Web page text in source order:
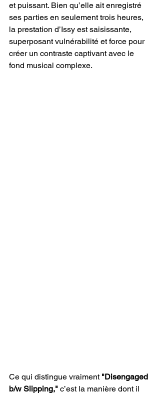
et puissant. Bien qu’elle ait enregistré
ses parties en seulement trois heures,
la prestation d’Issy est saisissante,
superposant vulnérabilité et force pour
créer un contraste captivant avec le
fond musical complexe.
Ce qui distingue vraiment "Disengaged
b/w Slipping," c’est la manière dont il